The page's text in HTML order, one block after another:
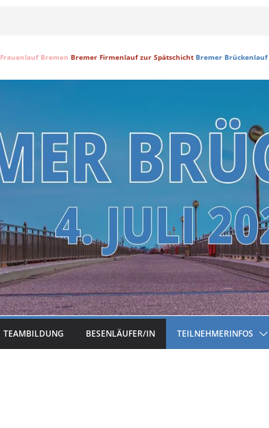
Frauenlauf Bremen Bremer Firmenlauf zur Spätschicht Bremer Brückenlauf
TEAMBILDUNG BESENLÄUFER/IN TEILNEHMERINFOS